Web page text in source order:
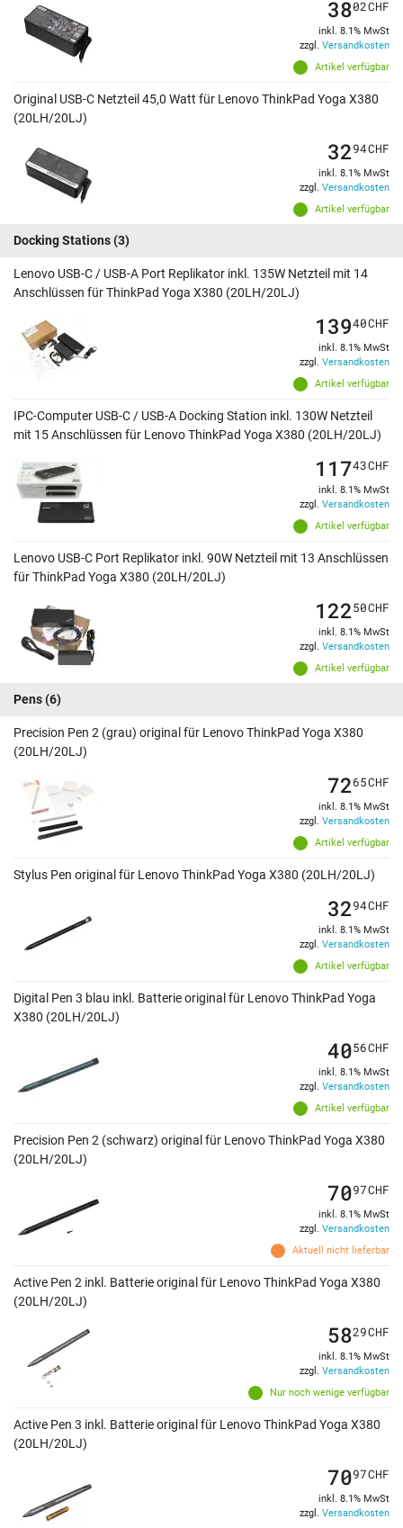
Artikel verfügbar
3802CHF
inkl. 8.1% MwSt
zzgl. Versandkosten
Original USB-C Netzteil 45,0 Watt für Lenovo ThinkPad Yoga X380
(20LH/20LJ)
Artikel verfügbar
3294CHF
inkl. 8.1% MwSt
zzgl. Versandkosten
Docking Stations(3)
Lenovo USB-C / USB-A Port Replikator inkl. 135W Netzteil mit 14
Anschlüssen für ThinkPad Yoga X380 (20LH/20LJ)
Artikel verfügbar
13940CHF
inkl. 8.1% MwSt
zzgl. Versandkosten
IPC-Computer USB-C / USB-A Docking Station inkl. 130W Netzteil
mit 15 Anschlüssen für Lenovo ThinkPad Yoga X380 (20LH/20LJ)
Artikel verfügbar
11743CHF
inkl. 8.1% MwSt
zzgl. Versandkosten
Lenovo USB-C Port Replikator inkl. 90W Netzteil mit 13 Anschlüssen
für ThinkPad Yoga X380 (20LH/20LJ)
Artikel verfügbar
12250CHF
inkl. 8.1% MwSt
zzgl. Versandkosten
Pens(6)
Precision Pen 2 (grau) original für Lenovo ThinkPad Yoga X380
(20LH/20LJ)
Artikel verfügbar
7265CHF
inkl. 8.1% MwSt
zzgl. Versandkosten
Stylus Pen original für Lenovo ThinkPad Yoga X380 (20LH/20LJ)
Artikel verfügbar
3294CHF
inkl. 8.1% MwSt
zzgl. Versandkosten
Digital Pen 3 blau inkl. Batterie original für Lenovo ThinkPad Yoga
X380 (20LH/20LJ)
Artikel verfügbar
4056CHF
inkl. 8.1% MwSt
zzgl. Versandkosten
Precision Pen 2 (schwarz) original für Lenovo ThinkPad Yoga X380
(20LH/20LJ)
Aktuell nicht lieferbar
7097CHF
inkl. 8.1% MwSt
zzgl. Versandkosten
Active Pen 2 inkl. Batterie original für Lenovo ThinkPad Yoga X380
(20LH/20LJ)
Nur noch wenige verfügbar
5829CHF
inkl. 8.1% MwSt
zzgl. Versandkosten
Active Pen 3 inkl. Batterie original für Lenovo ThinkPad Yoga X380
(20LH/20LJ)
7097CHF
inkl. 8.1% MwSt
zzgl. Versandkosten